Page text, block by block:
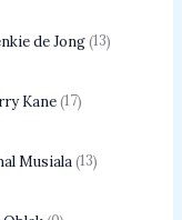
de Jong 13
Kane 17
Musiala 13